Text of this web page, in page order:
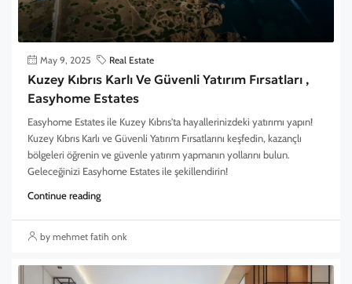
May 9, 2025 Real Estate
Kuzey Kıbrıs Karlı Ve Güvenli Yatırım Fırsatları ,
Easyhome Estates
Easyhome Estates ile Kuzey Kıbrıs'ta hayallerinizdeki yatırımı yapın!
Kuzey Kıbrıs Karlı ve Güvenli Yatırım Fırsatlarını keşfedin, kazançlı
bölgeleri öğrenin ve güvenle yatırım yapmanın yollarını bulun.
Geleceğinizi Easyhome Estates ile şekillendirin!
Continue reading
by mehmet fatih onk